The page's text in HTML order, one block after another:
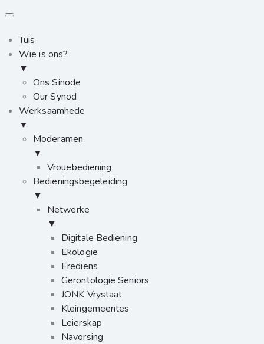
Tuis
Wie is ons?
▼
Ons Sinode
Our Synod
Werksaamhede
▼
Moderamen
▼
Vrouebediening
Bedieningsbegeleiding
▼
Netwerke
▼
Digitale Bediening
Ekologie
Erediens
Gerontologie Seniors
JONK Vrystaat
Kleingemeentes
Leierskap
Navorsing